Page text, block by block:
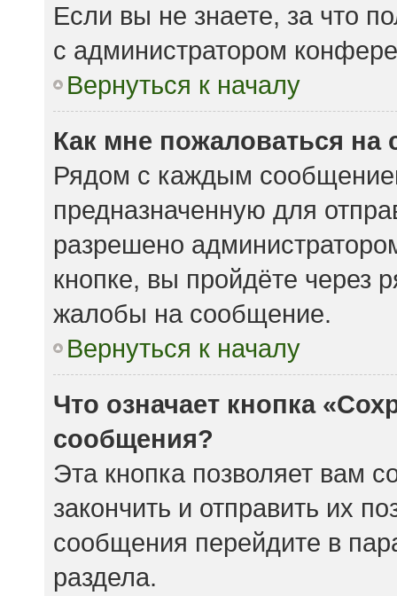
Если вы не знаете, за что
с администратором
Вернуться к началу
Как мне пожаловаться
Рядом с каждым
предназначенную для
разрешено
кнопке, вы пройдёте через
жалобы на сообщение.
Вернуться к началу
Что означает кнопка
сообщения?
Эта кнопка позволяет вам
закончить и отправить их
сообщения перейдите в
раздела.